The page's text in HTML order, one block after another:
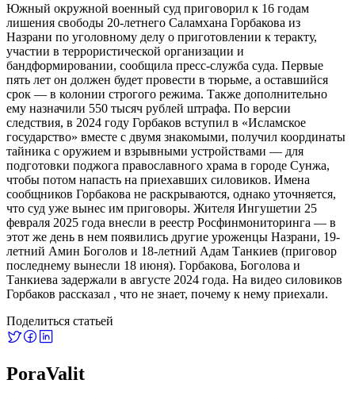
Южный окружной военный суд приговорил к 16 годам
лишения свободы 20-летнего Саламхана Горбакова из
Назрани по уголовному делу о приготовлении к теракту,
участии в террористической организации и
бандформировании, сообщила пресс-служба суда. Первые
пять лет он должен будет провести в тюрьме, а оставшийся
срок — в колонии строгого режима. Также дополнительно
ему назначили 550 тысяч рублей штрафа. По версии
следствия, в 2024 году Горбаков вступил в «Исламское
государство» вместе с двумя знакомыми, получил координаты
тайника с оружием и взрывными устройствами — для
подготовки поджога православного храма в городе Сунжа,
чтобы потом напасть на приехавших силовиков. Имена
сообщников Горбакова не раскрываются, однако уточняется,
что суд уже вынес им приговоры. Жителя Ингушетии 25
февраля 2025 года внесли в реестр Росфинмониторинга — в
этот же день в нем появились другие уроженцы Назрани, 19-
летний Амин Боголов и 18-летний Адам Танкиев (приговор
последнему вынесли 18 июня). Горбакова, Боголова и
Танкиева задержали в августе 2024 года. На видео силовиков
Горбаков рассказал , что не знает, почему к нему приехали.
Поделиться статьей
PoraValit